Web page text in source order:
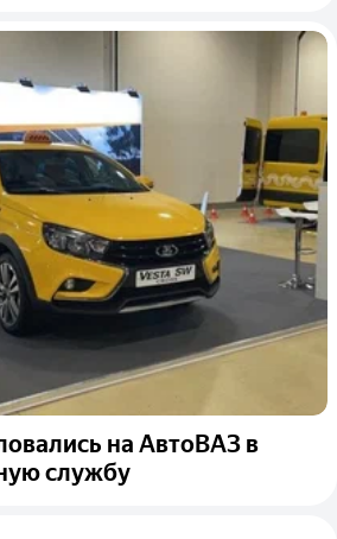
на АвтоВАЗ в
службу